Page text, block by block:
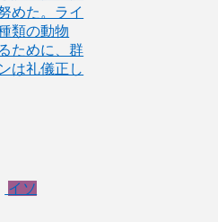
めた。ライ
類の動物
ために、群
は礼儀正し
イソ